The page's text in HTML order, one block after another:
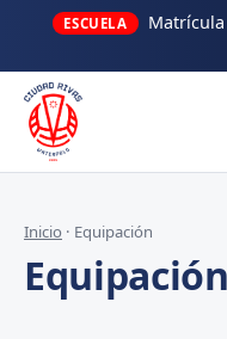
ESCUELA
Matrícula
Decálogo
Inicio · Equipación
Equipación